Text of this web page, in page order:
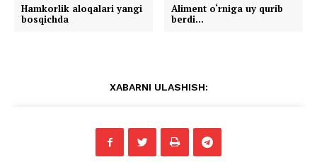
Hamkorlik aloqalari yangi
bosqichda
Aliment o‘rniga uy qurib
berdi…
XABARNI ULASHISH: